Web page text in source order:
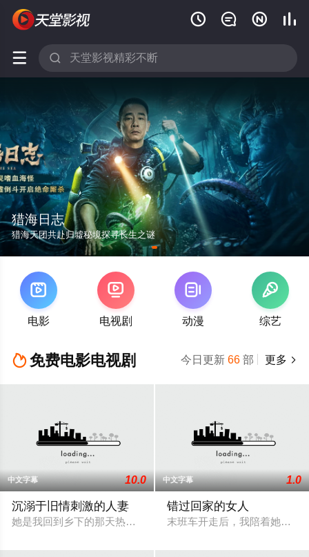
   
 
猎海日志
猎海天团共赴归墟秘境探寻长生之谜

电影

电视剧

动漫

综艺
免费电影电视剧 更多 
今日更新 66部
中文字幕 10.0
沉溺于旧情刺激的人妻
她是我回到乡下的那天热情迎接我的同学。我们一起喝酒时，
中文字幕 1.0
错过回家的女人
末班车开走后，我陪着她，把